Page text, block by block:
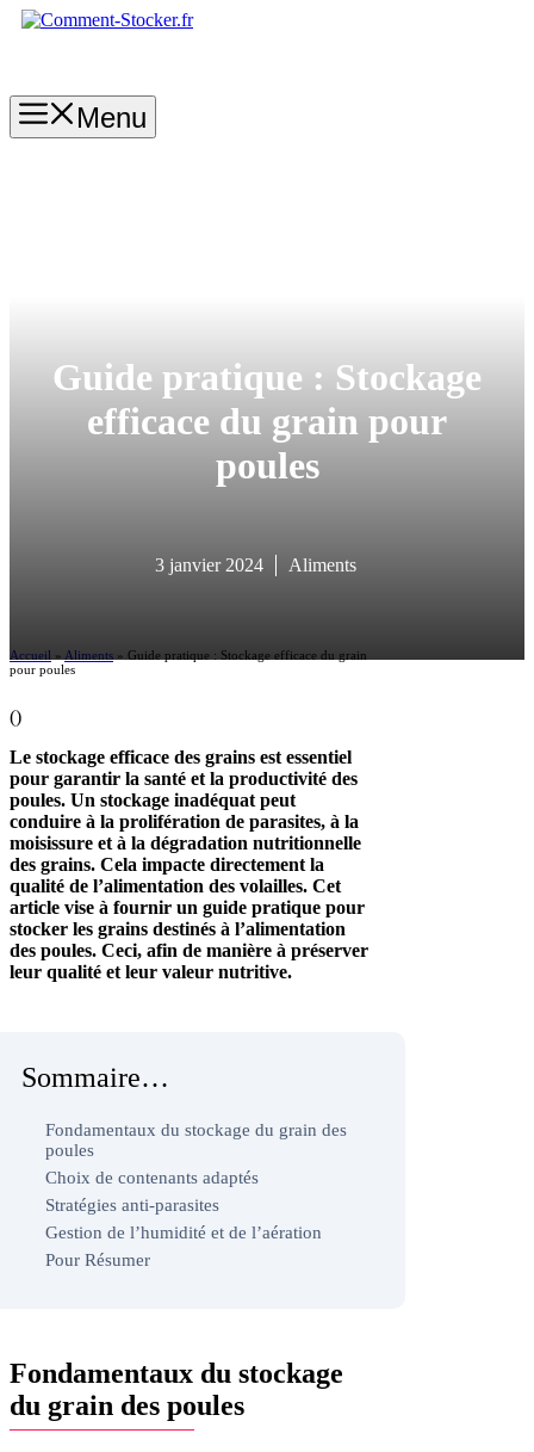
Aller
Menu
Guide pratique : Stockage
efficace du grain pour
poules
3 janvier 2024 Aliments
Accueil » Aliments » Guide pratique : Stockage efficace du grain
pour poules
()
Le stockage efficace des grains est essentiel
pour garantir la santé et la productivité des
poules. Un stockage inadéquat peut
conduire à la prolifération de parasites, à la
moisissure et à la dégradation nutritionnelle
des grains. Cela impacte directement la
qualité de l’alimentation des volailles. Cet
article vise à fournir un guide pratique pour
stocker les grains destinés à l’alimentation
des poules. Ceci, afin de manière à préserver
leur qualité et leur valeur nutritive.
Sommaire…
Fondamentaux du stockage du grain des
poules
Choix de contenants adaptés
Stratégies anti-parasites
Gestion de l’humidité et de l’aération
Pour Résumer
Fondamentaux du stockage
du grain des poules